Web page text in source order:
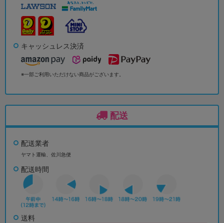
キャッシュレス決済
※一部ご利用いただけない商品がございます。
配送
配送業者
ヤマト運輸、佐川急便
配送時間
送料